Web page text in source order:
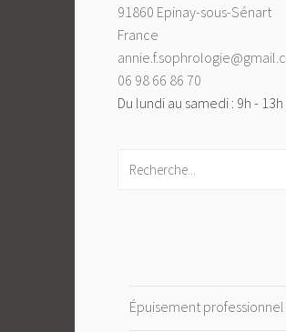
91860 Epinay-sous-Sénart
France
06 98 66 86 70
Du lundi au samedi : 9h - 13h
Épuisement